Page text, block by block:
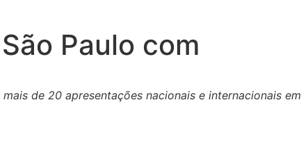
Paulo com
de 20 apresentações nacionais e internacionais em